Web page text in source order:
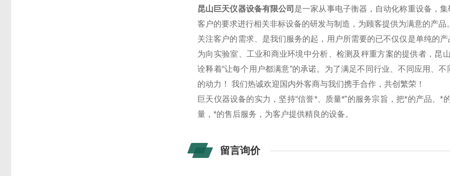
昆山巨天仪器设备有限公司 是一家从事电子衡器，自动化称重设备，
客户的要求进行相关非标设备的研发与制造，为顾客提供为满意的产品
关注客户的需求、是我们服务的起，用户所需要的已不仅仅是单纯的
为向实验室、工业和商业环境中分析、检测及秤重方案的提供者，昆
诠释着“让每个用户都满意”的承诺。为了满足不同行业、不同应用、
的动力！ 我们热诚欢迎国内外客商与我们携手合作，共创繁荣！
巨天仪器设备的实力，坚持“信誉*、质量*”的服务宗旨，把*的产品、
量，*的售后服务，为客户提供精良的设备。
留言询价